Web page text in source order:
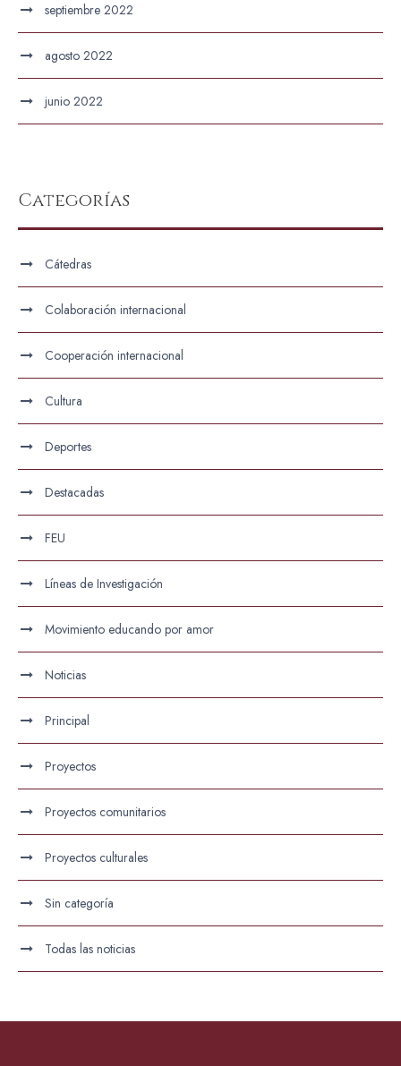
septiembre 2022
agosto 2022
junio 2022
Categorías
Cátedras
Colaboración internacional
Cooperación internacional
Cultura
Deportes
Destacadas
FEU
Líneas de Investigación
Movimiento educando por amor
Noticias
Principal
Proyectos
Proyectos comunitarios
Proyectos culturales
Sin categoría
Todas las noticias